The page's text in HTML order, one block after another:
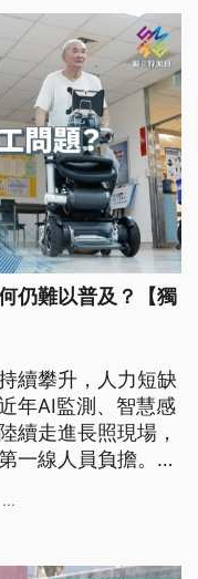
仍難以普及？【獨
續攀升，人力短缺
年AI監測、智慧感
續走進長照現場，
一線人員負擔。然
。當科技逐步改變
...